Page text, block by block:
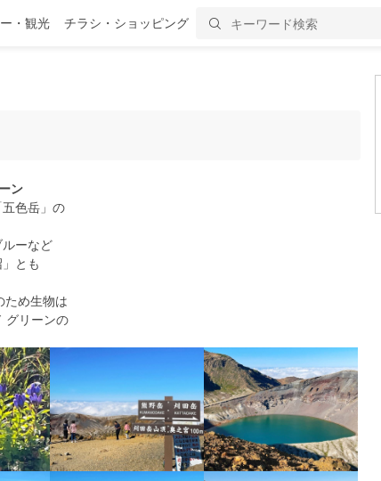
・観光 チラシ・ショッピング
ン
色岳」の
ーなど
とも
ため生物は
グリーンの